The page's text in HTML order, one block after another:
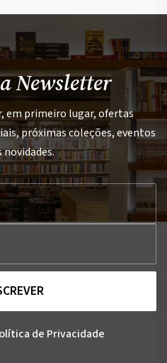
Newsletter
em primeiro lugar, ofertas
próximas coleções, eventos
novidades.
de Privacidade